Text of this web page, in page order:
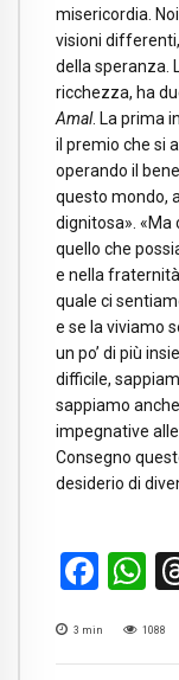
misericordia.
visioni
della speranza.
ricchezza, ha
Amal. La prima
il premio che si
operando il
questo mondo,
dignitosa». «Ma
quello che
e nella
quale ci
e se la viviamo
un po’ di più
difficile,
sappiamo
impegnative
Consegno
desiderio di
3 min 1088